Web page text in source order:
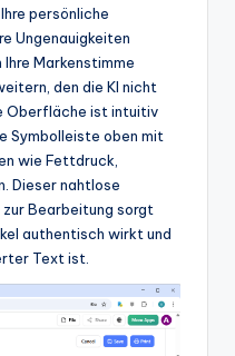
persönliche
Ungenauigkeiten
Ihre Markenstimme
den die KI nicht
Oberfläche ist intuitiv
Symbolleiste oben mit
wie Fettdruck,
Dieser nahtlose
zur Bearbeitung sorgt
authentisch wirkt und
Text ist.